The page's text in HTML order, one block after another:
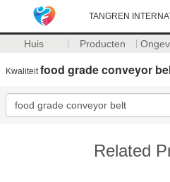
TANGREN
Huis Producten
Kwaliteitfood grade conveyor
Related